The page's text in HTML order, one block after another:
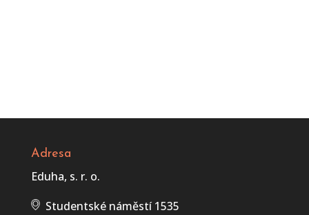
Adresa
Eduha, s. r. o.
Studentské náměstí 1535